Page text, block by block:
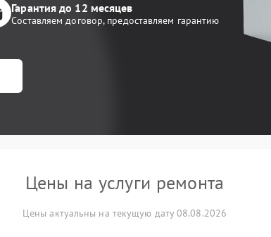
Гарантия до 12 месяцев
Составляем договор, предоставляем гарантию
Цены на услуги ремонта
Цены актуальны на текущую дату 08.08.2026